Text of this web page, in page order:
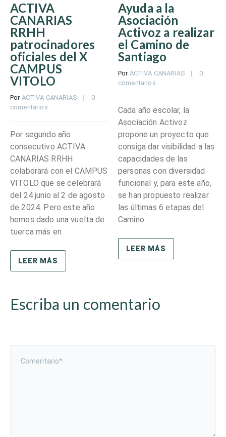
ACTIVA
CANARIAS
RRHH
patrocinadores
oficiales del X
CAMPUS
VITOLO
Por ACTIVA CANARIAS
    |
0
comentarios
Por segundo año
consecutivo ACTIVA
CANARIAS RRHH
colaborará con el CAMPUS
VITOLO que se celebrará
del 24 junio al 2 de agosto
de 2024. Pero este año
hemos dado una vuelta de
tuerca más en
LEER MÁS
Ayuda a la
Asociación
Activoz a realizar
el Camino de
Santiago
Por ACTIVA CANARIAS
    |
0
comentarios
Cada año escolar, la
Asociación Activoz
propone un proyecto que
consiga dar visibilidad a las
capacidades de las
personas con diversidad
funcional y, para este año,
se han propuesto realizar
las últimas 6 etapas del
Camino
LEER MÁS
Escriba un comentario